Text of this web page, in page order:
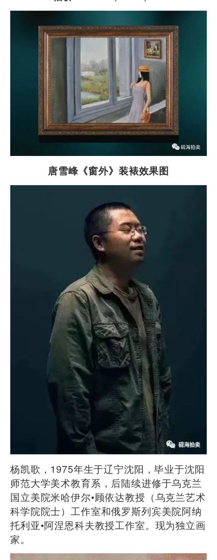
唐雪峰《窗外》装裱效果图
杨凯歌，1975年生于辽宁沈阳，毕业于沈阳
师范大学美术教育系，后陆续进修于乌克兰
国立美院米哈伊尔•顾依达教授（乌克兰艺术
科学院院士）工作室和俄罗斯列宾美院阿纳
托利亚•阿涅恩科夫教授工作室。现为独立画
家。